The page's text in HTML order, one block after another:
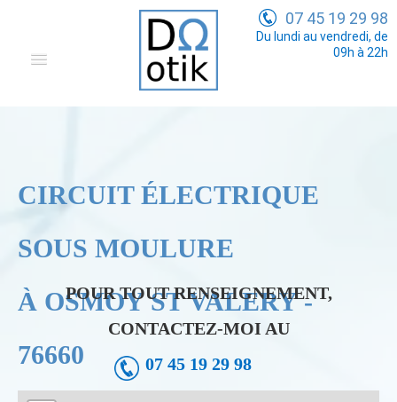
Communication
07 45 19 29 98
Du lundi au vendredi, de
09h à 22h
CIRCUIT ÉLECTRIQUE
SOUS MOULURE
À OSMOY ST VALERY -
76660
POUR TOUT RENSEIGNEMENT,
CONTACTEZ-MOI AU
07 45 19 29 98